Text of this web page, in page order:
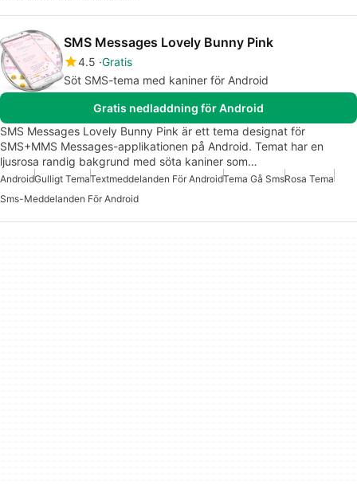
SMS Messages Lovely Bunny Pink
4.5 Gratis
Söt SMS-tema med kaniner för Android
Gratis nedladdning för Android
SMS Messages Lovely Bunny Pink är ett tema designat för
SMS+MMS Messages-applikationen på Android. Temat har en
ljusrosa randig bakgrund med söta kaniner som…
AndroidGulligt TemaTextmeddelanden För AndroidTema Gå SmsRosa Tema
Sms-Meddelanden För Android